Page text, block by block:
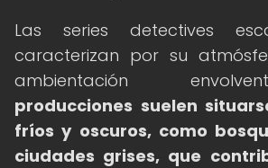
Las series detectives
caracterizan por su
ambientación
producciones suelen
fríos y oscuros, como
ciudades grises, que